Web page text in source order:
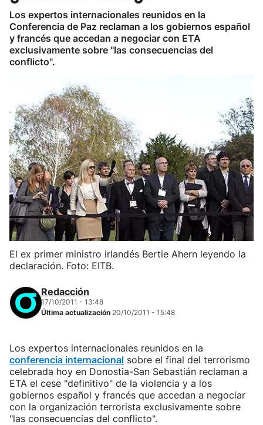
Los expertos internacionales reunidos en la
Conferencia de Paz reclaman a los gobiernos español
y francés que accedan a negociar con ETA
exclusivamente sobre "las consecuencias del
conflicto".
El ex primer ministro irlandés Bertie Ahern leyendo la
declaración. Foto: EITB.
Redacción
17/10/2011 - 13:48
Última actualización 20/10/2011 - 15:48
Los expertos internacionales reunidos en la
conferencia internacional sobre el final del terrorismo
celebrada hoy en Donostia-San Sebastián reclaman a
ETA el cese "definitivo" de la violencia y a los
gobiernos español y francés que accedan a negociar
con la organización terrorista exclusivamente sobre
"las consecuencias del conflicto".